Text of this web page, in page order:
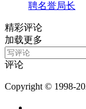
聘名誉局长
精彩评论
加载更多
评论
Copyright © 1998-